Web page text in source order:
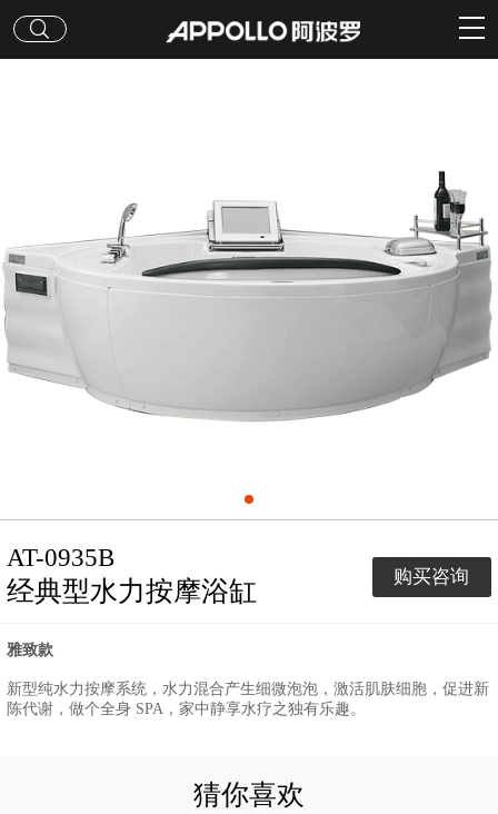
AT-0935B
经典型水力按摩浴缸 购买咨询
雅致款
新型纯水力按摩系统，水力混合产生细微泡泡，激活肌肤细胞，促进新
陈代谢，做个全身 SPA，家中静享水疗之独有乐趣。
猜你喜欢